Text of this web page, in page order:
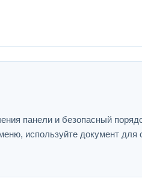
панели и безопасный
используйте документ для